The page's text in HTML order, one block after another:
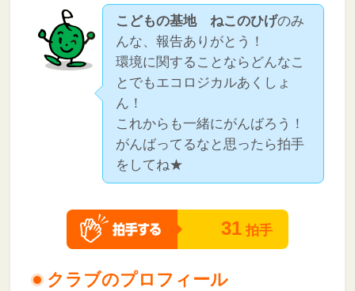
こどもの基地 ねこのひげのみ
んな、報告ありがとう！
環境に関することならどんなこ
とでもエコロジカルあくしょ
ん！
これからも一緒にがんばろう！
がんばってるなと思ったら拍手
をしてね★
31 拍手
クラブのプロフィール